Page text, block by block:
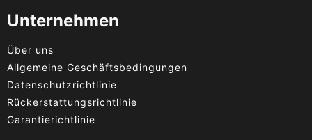
Unternehmen
Über uns
Allgemeine Geschäftsbedingungen
Datenschutzrichtlinie
Rückerstattungsrichtlinie
Garantierichtlinie